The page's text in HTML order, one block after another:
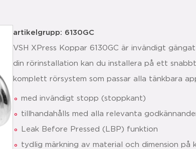
artikelgrupp: 6130GC
VSH XPress Koppar 6130GC är invändigt
din rörinstallation kan du installera på ett
komplett rörsystem som passar alla tänkbara
med invändigt stopp (stoppkant)
tillhandahålls med alla relevanta
Leak Before Pressed (LBP) funktion
tydlig märkning av material och dimension på